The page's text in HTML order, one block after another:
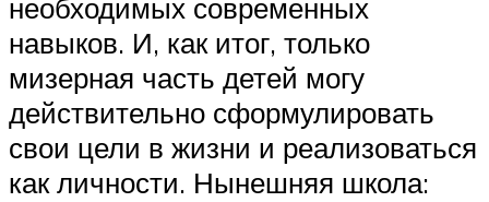
необходимых современных
навыков. И, как итог, только
мизерная часть детей могу
действительно сформулировать
свои цели в жизни и реализоваться
как личности. Нынешняя школа: